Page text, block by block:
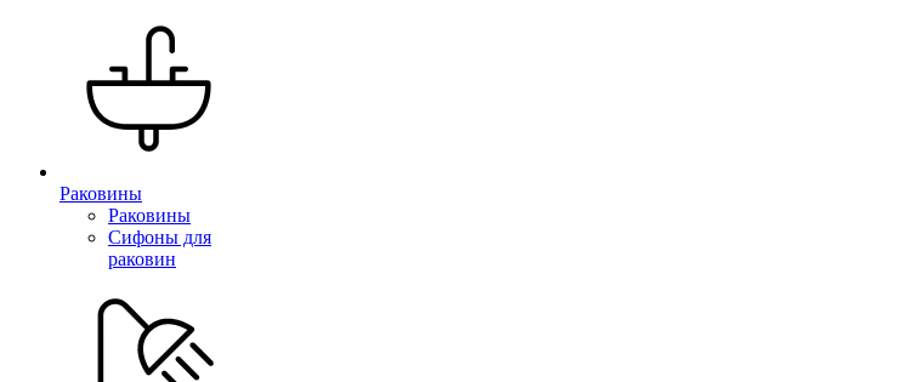
Раковины
Раковины
Сифоны для
раковин